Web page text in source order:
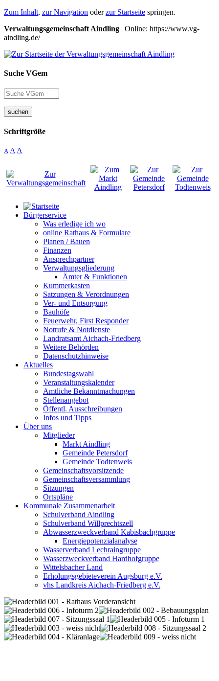
Zum Inhalt, zur Navigation oderzur Startseite springen.
Verwaltungsgemeinschaft Aindling | Online: https://www.vg-
aindling.de/
Suche VGem
suchen
Schriftgröße
A A A
Bürgerservice
Was erledige ich wo
online Rathaus & Formulare
Planen / Bauen
Finanzen
Ansprechpartner
Verwaltungsgliederung
Ämter & Funktionen
Kummerkasten
Satzungen & Verordnungen
Ver- und Entsorgung
Bauhöfe
Feuerwehr, First Responder
Notrufe & Notdienste
Landratsamt Aichach-Friedberg
Weitere Behörden
Datenschutzhinweise
Aktuelles
Bundestagswahl
Veranstaltungskalender
Amtliche Bekanntmachungen
Stellenangebot
Öffentl. Ausschreibungen
Infos und Tipps
Über uns
Mitglieder
Markt Aindling
Gemeinde Petersdorf
Gemeinde Todtenweis
Gemeinschaftsvorsitzende
Gemeinschaftsversammlung
Sitzungen
Ortspläne
Kommunale Zusammenarbeit
Schulverband Aindling
Schulverband Willprechtszell
Abwasserzweckverband Kabisbachgruppe
Energiepotenzialanalyse
Wasserverband Lechraingruppe
Wasserzweckverband Hardhofgruppe
Wittelsbacher Land
Erholungsgebieteverein Augsburg e.V.
vhs Landkreis Aichach-Friedberg e.V.